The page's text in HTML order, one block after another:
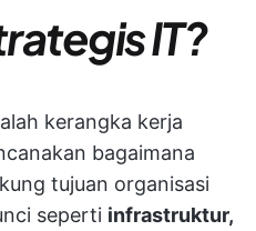
IT?
kerangka kerja
bagaimana
tujuan organisasi
seperti infrastruktur,